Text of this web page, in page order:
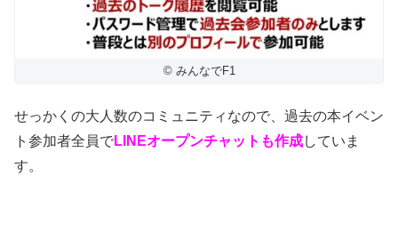
© みんなでF1
せっかくの大人数のコミュニティなので、過去の本イベン
ト参加者全員でLINEオープンチャットも作成していま
す。